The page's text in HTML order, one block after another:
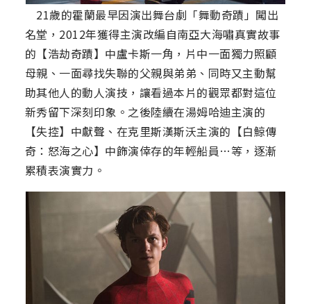
21歲的霍蘭最早因演出舞台劇「舞動奇蹟」闖出
名堂，2012年獲得主演改編自南亞大海嘯真實故事
的【浩劫奇蹟】中盧卡斯一角，片中一面獨力照顧
母親、一面尋找失聯的父親與弟弟、同時又主動幫
助其他人的動人演技，讓看過本片的觀眾都對這位
新秀留下深刻印象。之後陸續在湯姆哈迪主演的
【失控】中獻聲、在克里斯漢斯沃主演的【白鯨傳
奇：怒海之心】中飾演倖存的年輕船員…等，逐漸
累積表演實力。